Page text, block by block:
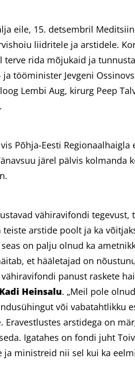
eile, 15. detsembril
liidritele ja arstidele.
terve rida mõjukaid ja
tööminister Jevgeni
Lembi Aug, kirurg Peep
Põhja-Eesti Regionaalhaigla
järel pälvis kolmanda
vähiravifondi tegevust,
arstide poolt ja ka
on palju olnud ka
et hääletajad on
panust raskete
Kadi Heinsalu. „Meil pole
või vabatahtlikku
arstidega on
Igatahes on fondi juht
ministreid nii sel kui ka